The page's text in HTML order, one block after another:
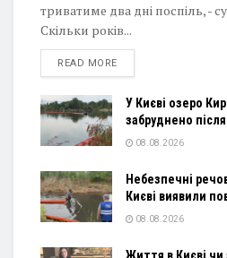
триватиме два дні поспіль, -
Скільки років...
READ MOREDETAILS
У Києві озеро
забруднено
08.08.2026
Небезпечні
Києві виявили
08.08.2026
Життя в Києві чи